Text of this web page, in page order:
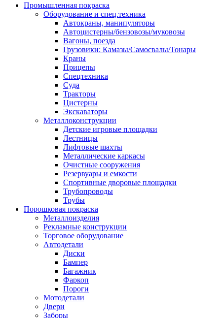
Промышленная покраска
Оборудование и спец.техника
Автокраны, манипуляторы
Автоцистерны/бензовозы/муковозы
Вагоны, поезда
Грузовики: Камазы/Самосвалы/Тонары
Краны
Прицепы
Спецтехника
Суда
Тракторы
Цистерны
Экскаваторы
Металлоконструкции
Детские игровые площадки
Лестницы
Лифтовые шахты
Металлические каркасы
Очистные сооружения
Резервуары и емкости
Спортивные дворовые площадки
Трубопроводы
Трубы
Порошковая покраска
Металлоизделия
Рекламные конструкции
Торговое оборудование
Автодетали
Диски
Бампер
Багажник
Фаркоп
Пороги
Мотодетали
Двери
Заборы